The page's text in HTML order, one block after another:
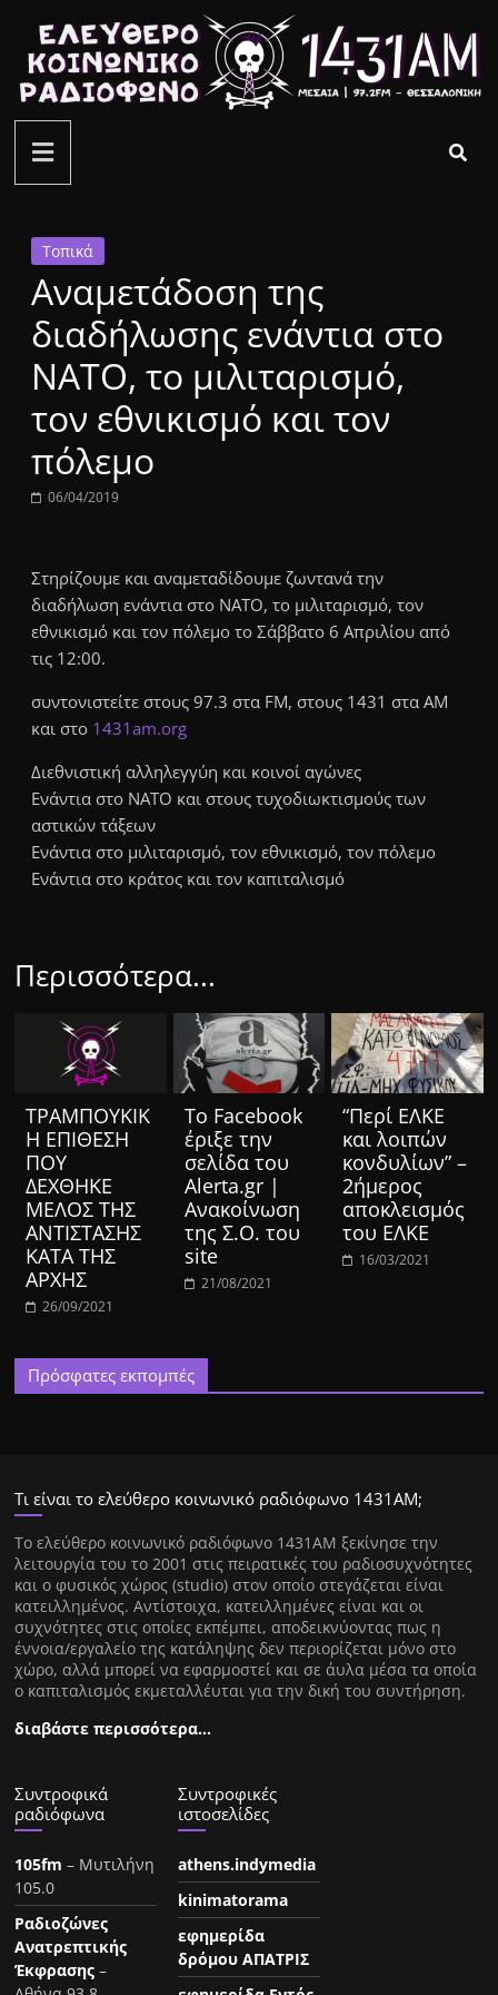
περιεχόμενο
ελεύθερο
κοινωνικό
ραδιόφωνο
1431AM
Τοπικά
Αναμετάδοση της
διαδήλωσης ενάντια στο
ΝΑΤΟ, το μιλιταρισμό,
τον εθνικισμό και τον
πόλεμο
06/04/2019
Στηρίζουμε και αναμεταδίδουμε ζωντανά την
διαδήλωση ενάντια στο ΝΑΤΟ, το μιλιταρισμό, τον
εθνικισμό και τον πόλεμο το Σάββατο 6 Απριλίου από
τις 12:00.
συντονιστείτε στους 97.3 στα FM, στους 1431 στα ΑΜ
και στο 1431am.org
Διεθνιστική αλληλεγγύη και κοινοί αγώνες
Ενάντια στο ΝΑΤΟ και στους τυχοδιωκτισμούς των
αστικών τάξεων
Ενάντια στο μιλιταρισμό, τον εθνικισμό, τον πόλεμο
Ενάντια στο κράτος και τον καπιταλισμό
Περισσότερα...
ΤΡΑΜΠΟΥΚΙΚ
Η ΕΠΙΘΕΣΗ
ΠΟΥ
ΔΕΧΘΗΚΕ
ΜΕΛΟΣ ΤΗΣ
ΑΝΤΙΣΤΑΣΗΣ
ΚΑΤΑ ΤΗΣ
ΑΡΧΗΣ
26/09/2021
Το Facebook
έριξε την
σελίδα του
Alerta.gr |
Ανακοίνωση
της Σ.Ο. του
site
21/08/2021
“Περί ΕΛΚΕ
και λοιπών
κονδυλίων” –
2ήμερος
αποκλεισμός
του ΕΛΚΕ
16/03/2021
Πρόσφατες εκπομπές
Τι είναι το ελεύθερο κοινωνικό ραδιόφωνο 1431ΑΜ;
Tο ελεύθερο κοινωνικό ραδιόφωνο 1431AM ξεκίνησε την
λειτουργία του το 2001 στις πειρατικές του ραδιοσυχνότητες
και ο φυσικός χώρος (studio) στον οποίο στεγάζεται είναι
κατειλλημένος. Αντίστοιχα, κατειλλημένες είναι και οι
συχνότητες στις οποίες εκπέμπει, αποδεικνύοντας πως η
έννοια/εργαλείο της κατάληψης δεν περιορίζεται μόνο στο
χώρο, αλλά μπορεί να εφαρμοστεί και σε άυλα μέσα τα οποία
ο καπιταλισμός εκμεταλλέυται για την δική του συντήρηση.
διαβάστε περισσότερα…
Συντροφικά
ραδιόφωνα
105fm – Μυτιλήνη
105.0
Ραδιοζώνες
Ανατρεπτικής
Έκφρασης –
Συντροφικές
ιστοσελίδες
athens.indymedia
kinimatorama
εφημερίδα
δρόμου ΑΠΑΤΡΙΣ